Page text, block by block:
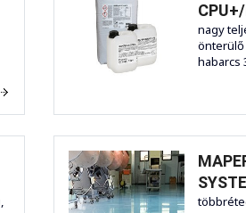
nagy
habarcs